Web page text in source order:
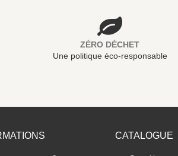
ZÉRO DÉCHET
Une politique éco-responsable
CATALOGUE